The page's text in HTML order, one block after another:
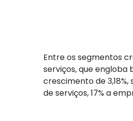
Entre os segmentos
serviços, que engloba
crescimento de
de serviços, 17% a